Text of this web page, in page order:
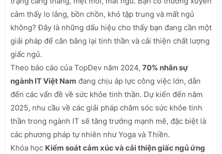
cảm thấy lo lắng, bồn chồn, khó tập trung và mất ngủ
không? Đây là những dấu hiệu cho thấy bạn đang cần một
giải pháp để cân bằng lại tinh thần và cải thiện chất lượng
giấc ngủ.
Theo báo cáo của TopDev năm 2024, 70% nhân sự
ngành IT Việt Nam đang chịu áp lực công việc lớn, dẫn
đến các vấn đề về sức khỏe tinh thần. Dự kiến đến năm
2025, nhu cầu về các giải pháp chăm sóc sức khỏe tinh
thần trong ngành IT sẽ tăng trưởng mạnh mẽ, đặc biệt là
các phương pháp tự nhiên như Yoga và Thiền.
Khóa học Kiểm soát cảm xúc và cải thiện giấc ngủ ứng